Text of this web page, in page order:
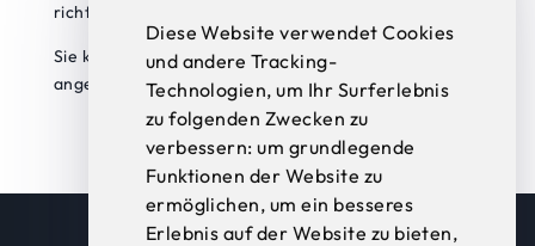
Diese Website verwendet Cookies
und andere Tracking-
Technologien, um Ihr Surferlebnis
zu folgenden Zwecken zu
verbessern:um grundlegende
Funktionen der Website zu
ermöglichen, um ein besseres
Erlebnis auf der Website zu bieten,
richten:
Sie können allfällige Beschwerde auch an die oben
angegebene E-Mail-Adresse richten.